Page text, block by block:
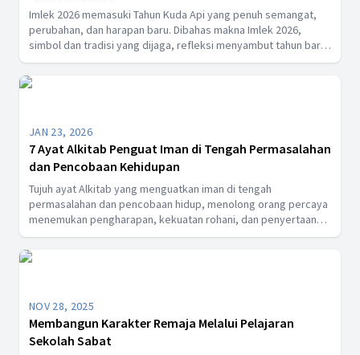
Imlek 2026 memasuki Tahun Kuda Api yang penuh semangat,
perubahan, dan harapan baru. Dibahas makna Imlek 2026,
simbol dan tradisi yang dijaga, refleksi menyambut tahun baru,
serta ucapan Imlek yang umum digunakan di Indonesia lengkap
dengan artinya, disajikan secara netral dan toleran.
JAN 23, 2026
7 Ayat Alkitab Penguat Iman di Tengah Permasalahan
dan Pencobaan Kehidupan
Tujuh ayat Alkitab yang menguatkan iman di tengah
permasalahan dan pencobaan hidup, menolong orang percaya
menemukan pengharapan, kekuatan rohani, dan penyertaan
Tuhan melalui Firman-Nya serta pembelajaran Kristen yang
membangun iman.
NOV 28, 2025
Membangun Karakter Remaja Melalui Pelajaran
Sekolah Sabat